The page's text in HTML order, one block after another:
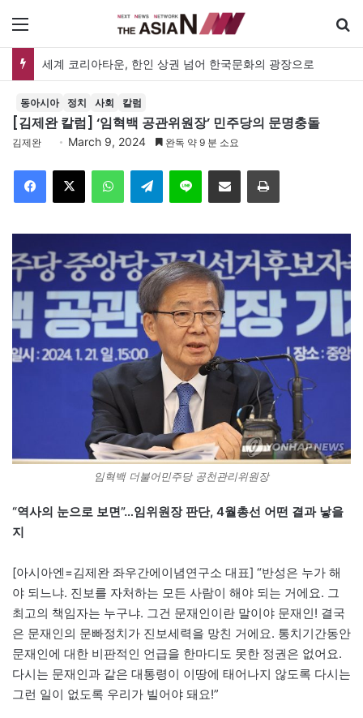
세계 코리아타운, 한인 상권 넘어 한국문화의 광장으로
동아시아 정치 사회 칼럼
[김제완 칼럼] ‘임혁백 공관위원장’ 민주당의 문명충돌
김제완 March 9, 2024 완독 약 9 분 소요
Telegram 이메일
임혁백 더불어민주당 공천관리위원장
“역사의 눈으로 보면”…임위원장 판단, 4월총선 어떤 결과 낳을
지
[아시아엔=김제완 좌우간에이념연구소 대표] “반성은 누가 해
야 되느냐. 진보를 자처하는 모든 사람이 해야 되는 거에요. 그
최고의 책임자는 누구냐. 그건 문재인이란 말이야 문재인! 결국
은 문재인의 문빠정치가 진보세력을 망친 거에요. 통치기간동안
문재인에 대한 비판적인 언급을 한마디도 못한 정권은 없어요.
다시는 문재인과 같은 대통령이 이땅에 태어나지 않도록 다시는
그런 일이 없도록 우리가 빌어야 돼요!”